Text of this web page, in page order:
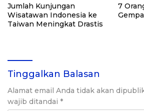
Jumlah Kunjungan
Wisatawan Indonesia ke
Taiwan Meningkat Drastis
7
Tinggalkan Balasan
Alamat email Anda tidak akan
wajib ditandai *